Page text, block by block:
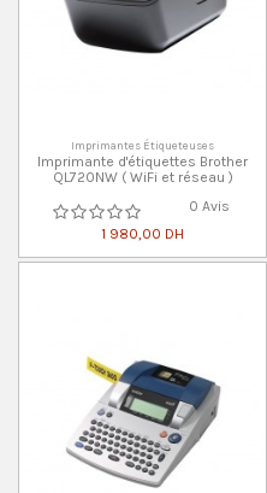
Imprimantes Étiqueteuses
Imprimante d'étiquettes Brother
QL720NW ( WiFi et réseau )
0 Avis
1 980,00 DH